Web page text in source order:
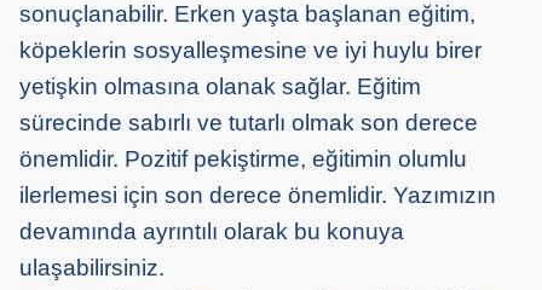
sonuçlanabilir. Erken yaşta başlanan eğitim,
köpeklerin sosyalleşmesine ve iyi huylu birer
yetişkin olmasına olanak sağlar. Eğitim
sürecinde sabırlı ve tutarlı olmak son derece
önemlidir. Pozitif pekiştirme, eğitimin olumlu
ilerlemesi için son derece önemlidir. Yazımızın
devamında ayrıntılı olarak bu konuya
ulaşabilirsiniz.